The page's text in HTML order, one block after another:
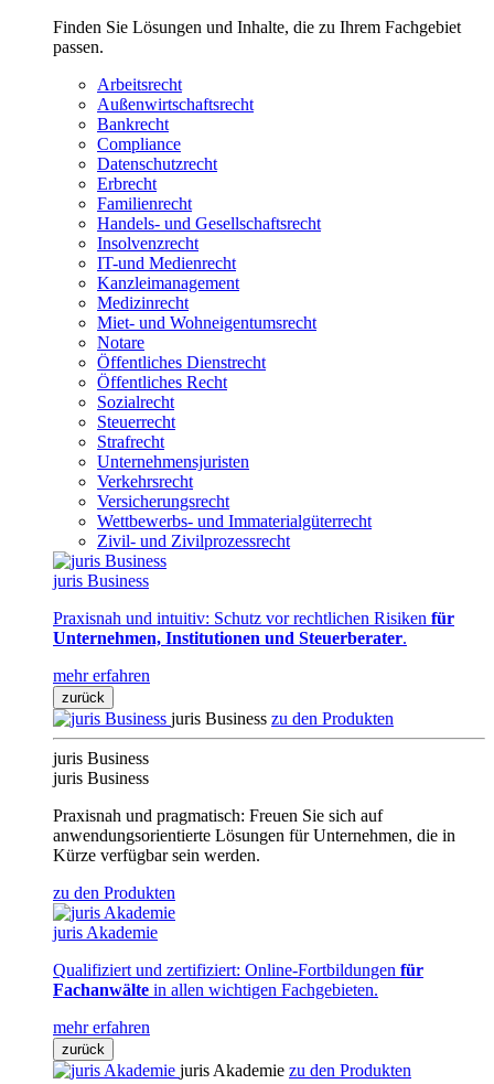
Finden Sie Lösungen und Inhalte, die zu Ihrem Fachgebiet
passen.
Arbeitsrecht
Außenwirtschaftsrecht
Bankrecht
Compliance
Datenschutzrecht
Erbrecht
Familienrecht
Handels- und Gesellschaftsrecht
Insolvenzrecht
IT-und Medienrecht
Kanzleimanagement
Medizinrecht
Miet- und Wohneigentumsrecht
Notare
Öffentliches Dienstrecht
Öffentliches Recht
Sozialrecht
Steuerrecht
Strafrecht
Unternehmensjuristen
Verkehrsrecht
Versicherungsrecht
Wettbewerbs- und Immaterialgüterrecht
Zivil- und Zivilprozessrecht
juris Business
Praxisnah und intuitiv: Schutz vor rechtlichen Risiken für
Unternehmen, Institutionen und Steuerberater.
mehr erfahren
zurück
juris Business zu den Produkten
juris Business
juris Business
Praxisnah und pragmatisch: Freuen Sie sich auf
anwendungsorientierte Lösungen für Unternehmen, die in
Kürze verfügbar sein werden.
zu den Produkten
juris Akademie
Qualifiziert und zertifiziert: Online-Fortbildungen für
Fachanwälte in allen wichtigen Fachgebieten.
mehr erfahren
zurück
juris Akademie zu den Produkten